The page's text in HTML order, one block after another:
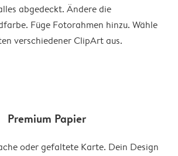
abgedeckt. Ändere die
Füge Fotorahmen hinzu. Wähle
verschiedener ClipArt aus.
Premium Papier
oder gefaltete Karte. Dein Design